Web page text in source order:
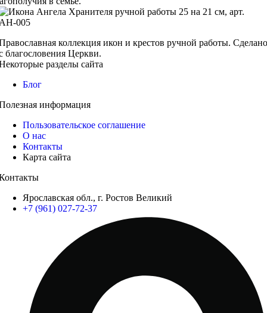
коллекция икон и крестов ручной работы. Сделано
благословения Церкви.
разделы сайта
Блог
информация
Пользовательское соглашение
О нас
Контакты
Карта сайта
Ярославская обл., г. Ростов Великий
+7 (961) 027-72-37